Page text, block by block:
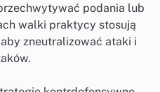
podania lub
walki praktycy stosują
zneutralizować ataki i